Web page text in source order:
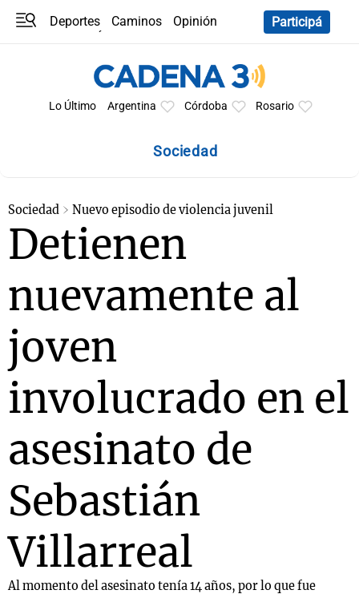
Deportes Caminos
Opinión
Participá
Lo Último Argentina Córdoba Rosario
Sociedad
Sociedad Nuevo episodio de violencia juvenil
Detienen
nuevamente al
joven
involucrado en el
asesinato de
Sebastián
Villarreal
Al momento del asesinato tenía 14 años, por lo que fue